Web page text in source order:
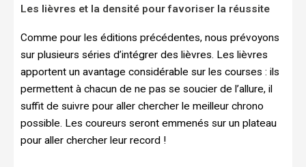
Les lièvres et la densité pour favoriser la réussite
Comme pour les éditions précédentes, nous prévoyons
sur plusieurs séries d’intégrer des lièvres. Les lièvres
apportent un avantage considérable sur les courses : ils
permettent à chacun de ne pas se soucier de l’allure, il
suffit de suivre pour aller chercher le meilleur chrono
possible. Les coureurs seront emmenés sur un plateau
pour aller chercher leur record !